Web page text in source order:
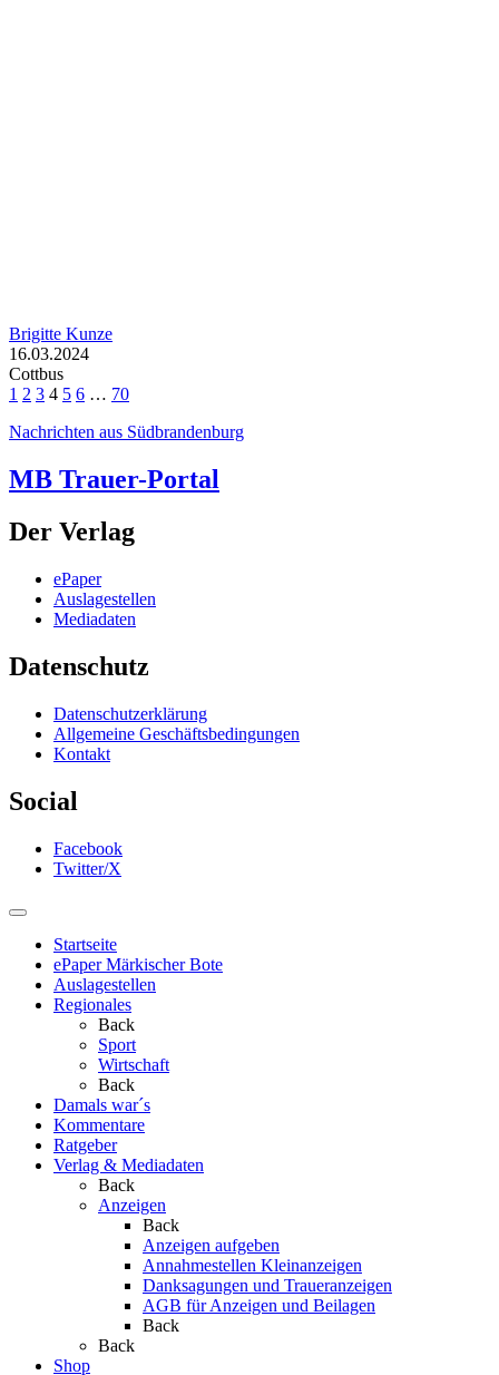
Brigitte Kunze
16.03.2024
Cottbus
1 2 3 4 5 6 … 70
Nachrichten aus Südbrandenburg
MB Trauer-Portal
Der Verlag
ePaper
Auslagestellen
Mediadaten
Datenschutz
Datenschutzerklärung
Allgemeine Geschäftsbedingungen
Kontakt
Social
Facebook
Twitter/X
Startseite
ePaper Märkischer Bote
Auslagestellen
Regionales
Back
Sport
Wirtschaft
Back
Damals war´s
Kommentare
Ratgeber
Verlag & Mediadaten
Back
Anzeigen
Back
Anzeigen aufgeben
Annahmestellen Kleinanzeigen
Danksagungen und Traueranzeigen
AGB für Anzeigen und Beilagen
Back
Back
Shop